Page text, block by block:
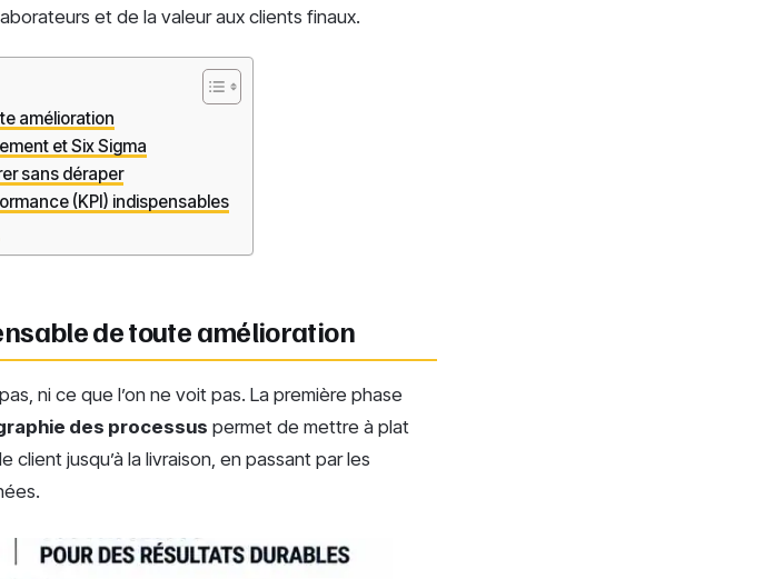
et de la valeur aux clients finaux.
amélioration
et Six Sigma
sans déraper
(KPI) indispensables
de toute amélioration
ni ce que l’on ne voit pas. La première phase
des processus permet de mettre à plat
client jusqu’à la livraison, en passant par les